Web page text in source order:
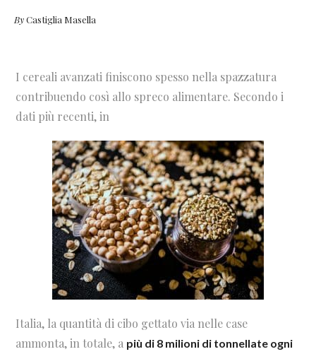
ByCastiglia Masella
I cereali avanzati finiscono spesso nella spazzatura
contribuendo così allo spreco alimentare. Secondo i
dati più recenti, in
Italia, la quantità di cibo gettato via nelle case
ammonta, in totale, a più di 8 milioni di tonnellate ogni